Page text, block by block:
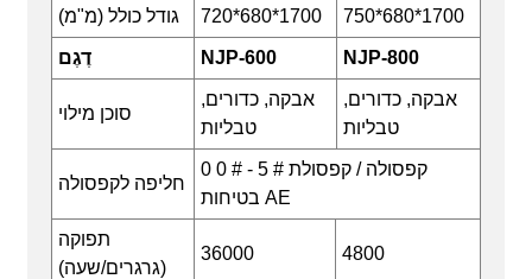
גודל כולל (מ"מ) 720*680*1700 750*680*1700
דֶגֶם NJP-600 NJP-800
סוכן מילוי
אבקה, כדורים,
טבליות
אבקה, כדורים,
טבליות
חליפה לקפסולה
0 0 # - 5 # קפסולה / קפסולת
בטיחות AE
תפוקה
(גרגרים/שעה)
36000 4800